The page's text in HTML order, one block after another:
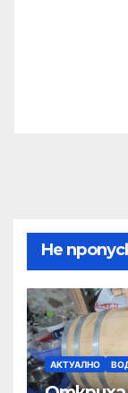
Не
АКТУАЛНО